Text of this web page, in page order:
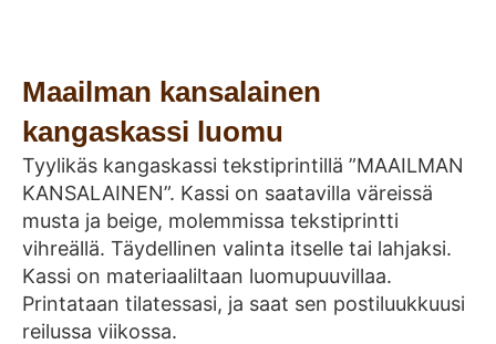
Maailman kansalainen
kangaskassi luomu
Tyylikäs kangaskassi tekstiprintillä ”MAAILMAN
KANSALAINEN”. Kassi on saatavilla väreissä
musta ja beige, molemmissa tekstiprintti
vihreällä. Täydellinen valinta itselle tai lahjaksi.
Kassi on materiaaliltaan luomupuuvillaa.
Printataan tilatessasi, ja saat sen postiluukkuusi
reilussa viikossa.